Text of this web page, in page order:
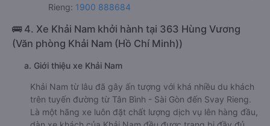
bình là 4.7/5 dựa trên 201 đánh giá của khách hàng đã trải
h. Thông tin liên hệ, đặt mua vé xe khách từ Tân Bình - Sài
Gòn đi Svay Rieng Phương Heng
Văn phòng xe Phương Heng ở Tân Bình - Sài Gòn:
https://vexere.com/vi-VN/xe-phuong-heng
Số điện thoại đặt mua vé xe Tân Bình - Sài Gòn Svay
Rieng:1900 888684